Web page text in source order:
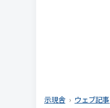
示現舎 ウェブ記事